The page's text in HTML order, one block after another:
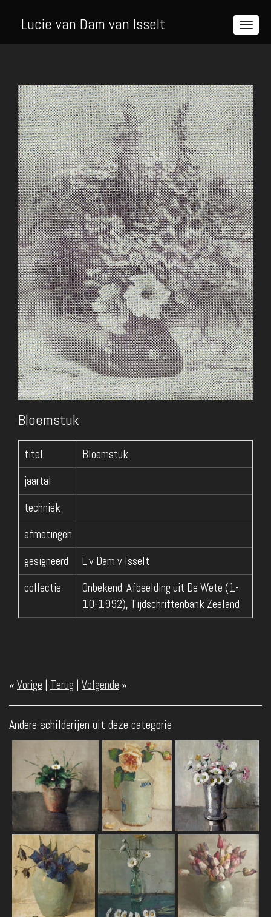
Lucie van Dam van Isselt
Bloemstuk
titel
Bloemstuk
jaartal
techniek
afmetingen
gesigneerd
L v Dam v Isselt
collectie
Onbekend. Afbeelding uit De Wete (1-
10-1992), Tijdschriftenbank Zeeland
« Vorige | Terug | Volgende »
Andere schilderijen uit deze categorie